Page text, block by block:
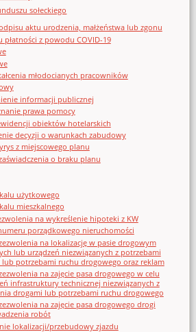
sołeckiego
aktu urodzenia, małżeństwa lub zgonu
płatności z powodu COVID-19
młodocianych pracowników
informacji publicznej
prawa pomocy
obiektów hotelarskich
decyzji o warunkach zabudowy
z miejscowego planu
o braku planu
użytkowego
mieszkalnego
na wykreślenie hipoteki z KW
porządkowego nieruchomości
na lokalizację w pasie drogowym
lub urządzeń niezwiązanych z potrzebami
lub potrzebami ruchu drogowego oraz reklam
na zajęcie pasa drogowego w celu
infrastruktury technicznej niezwiązanych z
drogami lub potrzebami ruchu drogowego
na zajęcie pasa drogowego drogi
robót
lokalizacji/przebudowy zjazdu